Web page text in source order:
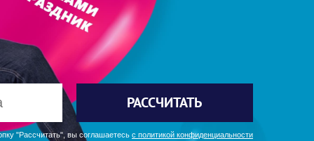
РАССЧИТАТЬ
"Рассчитать", вы соглашаетесь с политикой конфиденциальности